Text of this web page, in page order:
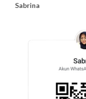
Sabrina